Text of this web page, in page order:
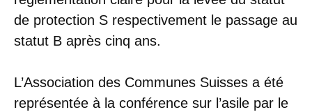
de protection S respectivement le passage au
statut B après cinq ans.
L’Association des Communes Suisses a été
représentée à la conférence sur l’asile par le